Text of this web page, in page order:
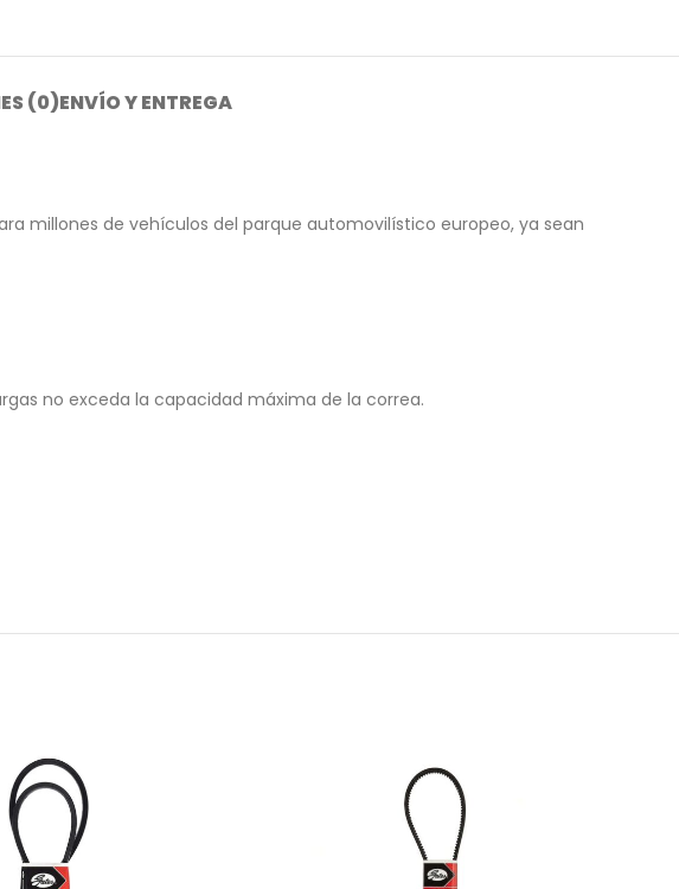
(0)ENVÍO Y ENTREGA
millones de vehículos del parque automovilístico europeo, ya sean
no exceda la capacidad máxima de la correa.